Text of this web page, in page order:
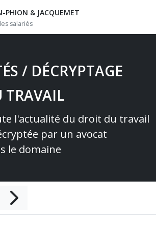
PHION & JACQUEMET
salariés
/ DÉCRYPTAGE
TRAVAIL
l'actualité du droit du travail
par un avocat
le domaine